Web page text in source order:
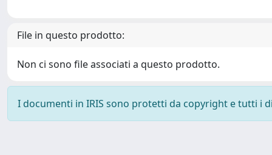
File in questo prodotto:
Non ci sono file associati a questo prodotto.
I documenti in IRIS sono protetti da copyright e tutti i